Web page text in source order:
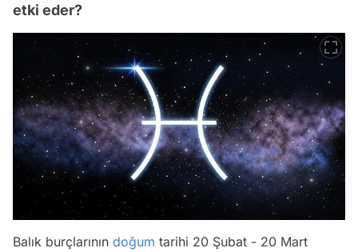
etki eder?
Balık burçlarının doğum tarihi 20 Şubat - 20 Mart